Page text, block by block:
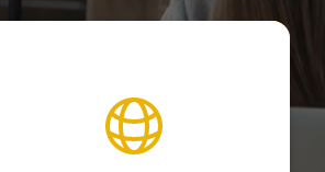
上架與維護
提供後台測試點，校對後正式上